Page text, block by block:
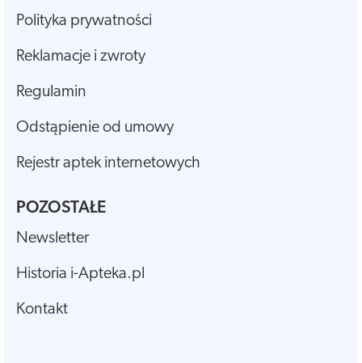
Polityka prywatności
Reklamacje i zwroty
Regulamin
Odstąpienie od umowy
Rejestr aptek internetowych
POZOSTAŁE
Newsletter
Historia i-Apteka.pl
Kontakt